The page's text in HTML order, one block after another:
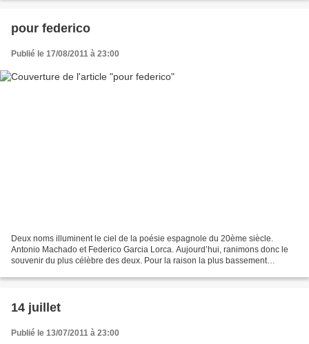
pour federico
Publié le 17/08/2011 à 23:00
Deux noms illuminent le ciel de la poésie espagnole du 20ème siècle.
Antonio Machado et Federico Garcia Lorca. Aujourd’hui, ranimons donc le
souvenir du plus célèbre des deux. Pour la raison la plus bassement
14 juillet
Publié le 13/07/2011 à 23:00